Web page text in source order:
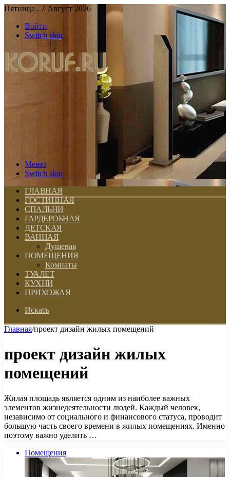
Пятница , 7 Август 2026
Войти
Switch skin
Меню
Switch skin
ГЛАВНАЯ
ГОСТИННАЯ
СПАЛЬНИ
ГАРДЕРОБНАЯ
ДЕТСКАЯ
ВАННАЯ
Душевая
ПОМЕЩЕНИЯ
Комнаты
ТУАЛЕТ
КУХНИ
ПРИХОЖАЯ
Искать
Главная/проект дизайн жилых помещений
проект дизайн жилых
помещений
Жилая площадь является одним из наиболее важных
элементов жизнедеятельности людей. Каждый человек,
независимо от социального и финансового статуса, проводит
большую часть своего времени в жилых помещениях. Именно
поэтому важно уделить …
Помещения